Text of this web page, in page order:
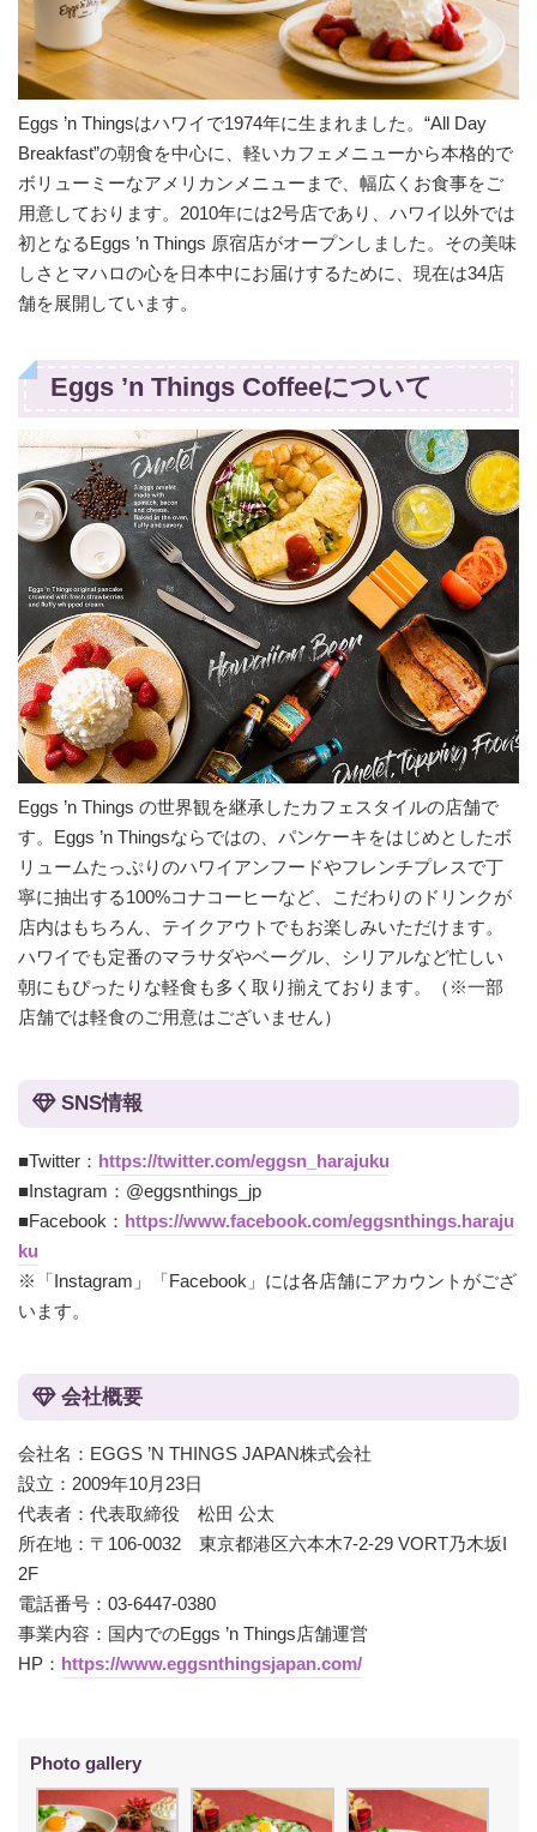
Eggs ’n Thingsはハワイで1974年に生まれました。“All Day
Breakfast”の朝食を中心に、軽いカフェメニューから本格的で
ボリューミーなアメリカンメニューまで、幅広くお食事をご
用意しております。2010年には2号店であり、ハワイ以外では
初となるEggs ’n Things 原宿店がオープンしました。その美味
しさとマハロの心を日本中にお届けするために、現在は34店
舗を展開しています。
Eggs ’n Things Coffeeについて
Eggs ’n Things の世界観を継承したカフェスタイルの店舗で
す。Eggs ’n Thingsならではの、パンケーキをはじめとしたボ
リュームたっぷりのハワイアンフードやフレンチプレスで丁
寧に抽出する100%コナコーヒーなど、こだわりのドリンクが
店内はもちろん、テイクアウトでもお楽しみいただけます。
ハワイでも定番のマラサダやベーグル、シリアルなど忙しい
朝にもぴったりな軽食も多く取り揃えております。（※一部
店舗では軽食のご用意はございません）
SNS情報
■Twitter： https://twitter.com/eggsn_harajuku
■Instagram：@eggsnthings_jp
■Facebook： https://www.facebook.com/eggsnthings.haraju
ku
※「Instagram」「Facebook」には各店舗にアカウントがござ
います。
会社概要
会社名：EGGS ’N THINGS JAPAN株式会社
設立：2009年10月23日
代表者：代表取締役 松田 公太
所在地：〒106-0032 東京都港区六本木7-2-29 VORT乃木坂I
2F
電話番号：03-6447-0380
事業内容：国内でのEggs ’n Things店舗運営
HP： https://www.eggsnthingsjapan.com/